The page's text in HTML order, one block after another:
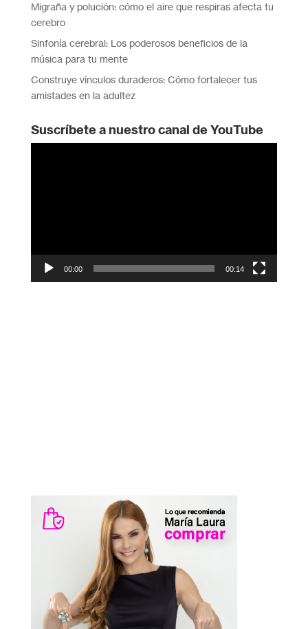
Migraña y polución: cómo el aire que respiras afecta tu
cerebro
Sinfonía cerebral: Los poderosos beneficios de la
música para tu mente
Construye vínculos duraderos: Cómo fortalecer tus
amistades en la adultez
Suscríbete a nuestro canal de YouTube
00:00 00:14